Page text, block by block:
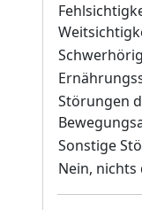
Störungen
Sonstige
Nein, nichts